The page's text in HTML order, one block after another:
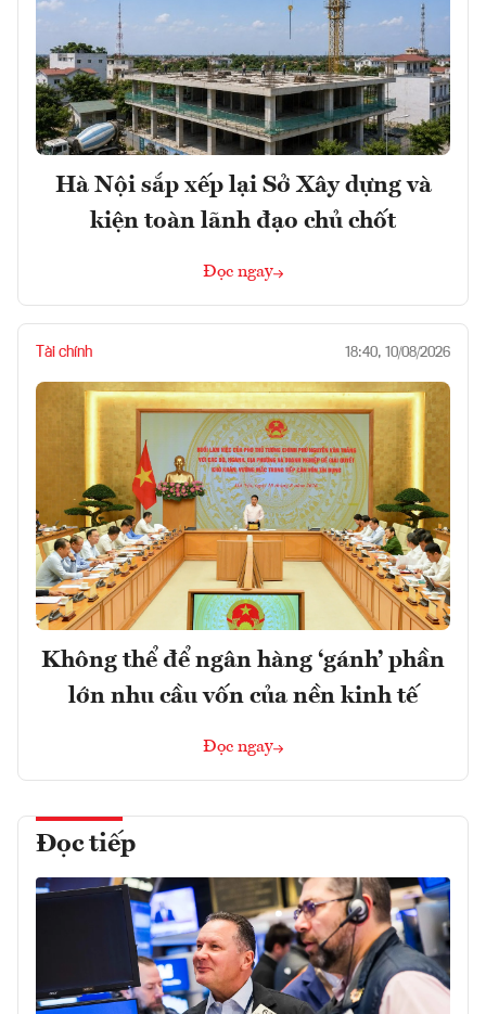
Hà Nội sắp xếp lại Sở Xây dựng và
kiện toàn lãnh đạo chủ chốt
Đọc ngay
Tài chính 18:40, 10/08/2026
Không thể để ngân hàng ‘gánh’ phần
lớn nhu cầu vốn của nền kinh tế
Đọc ngay
Đọc tiếp